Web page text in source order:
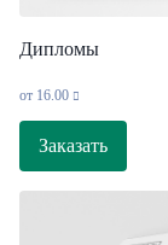
Дипломы
от 16.00
Заказать